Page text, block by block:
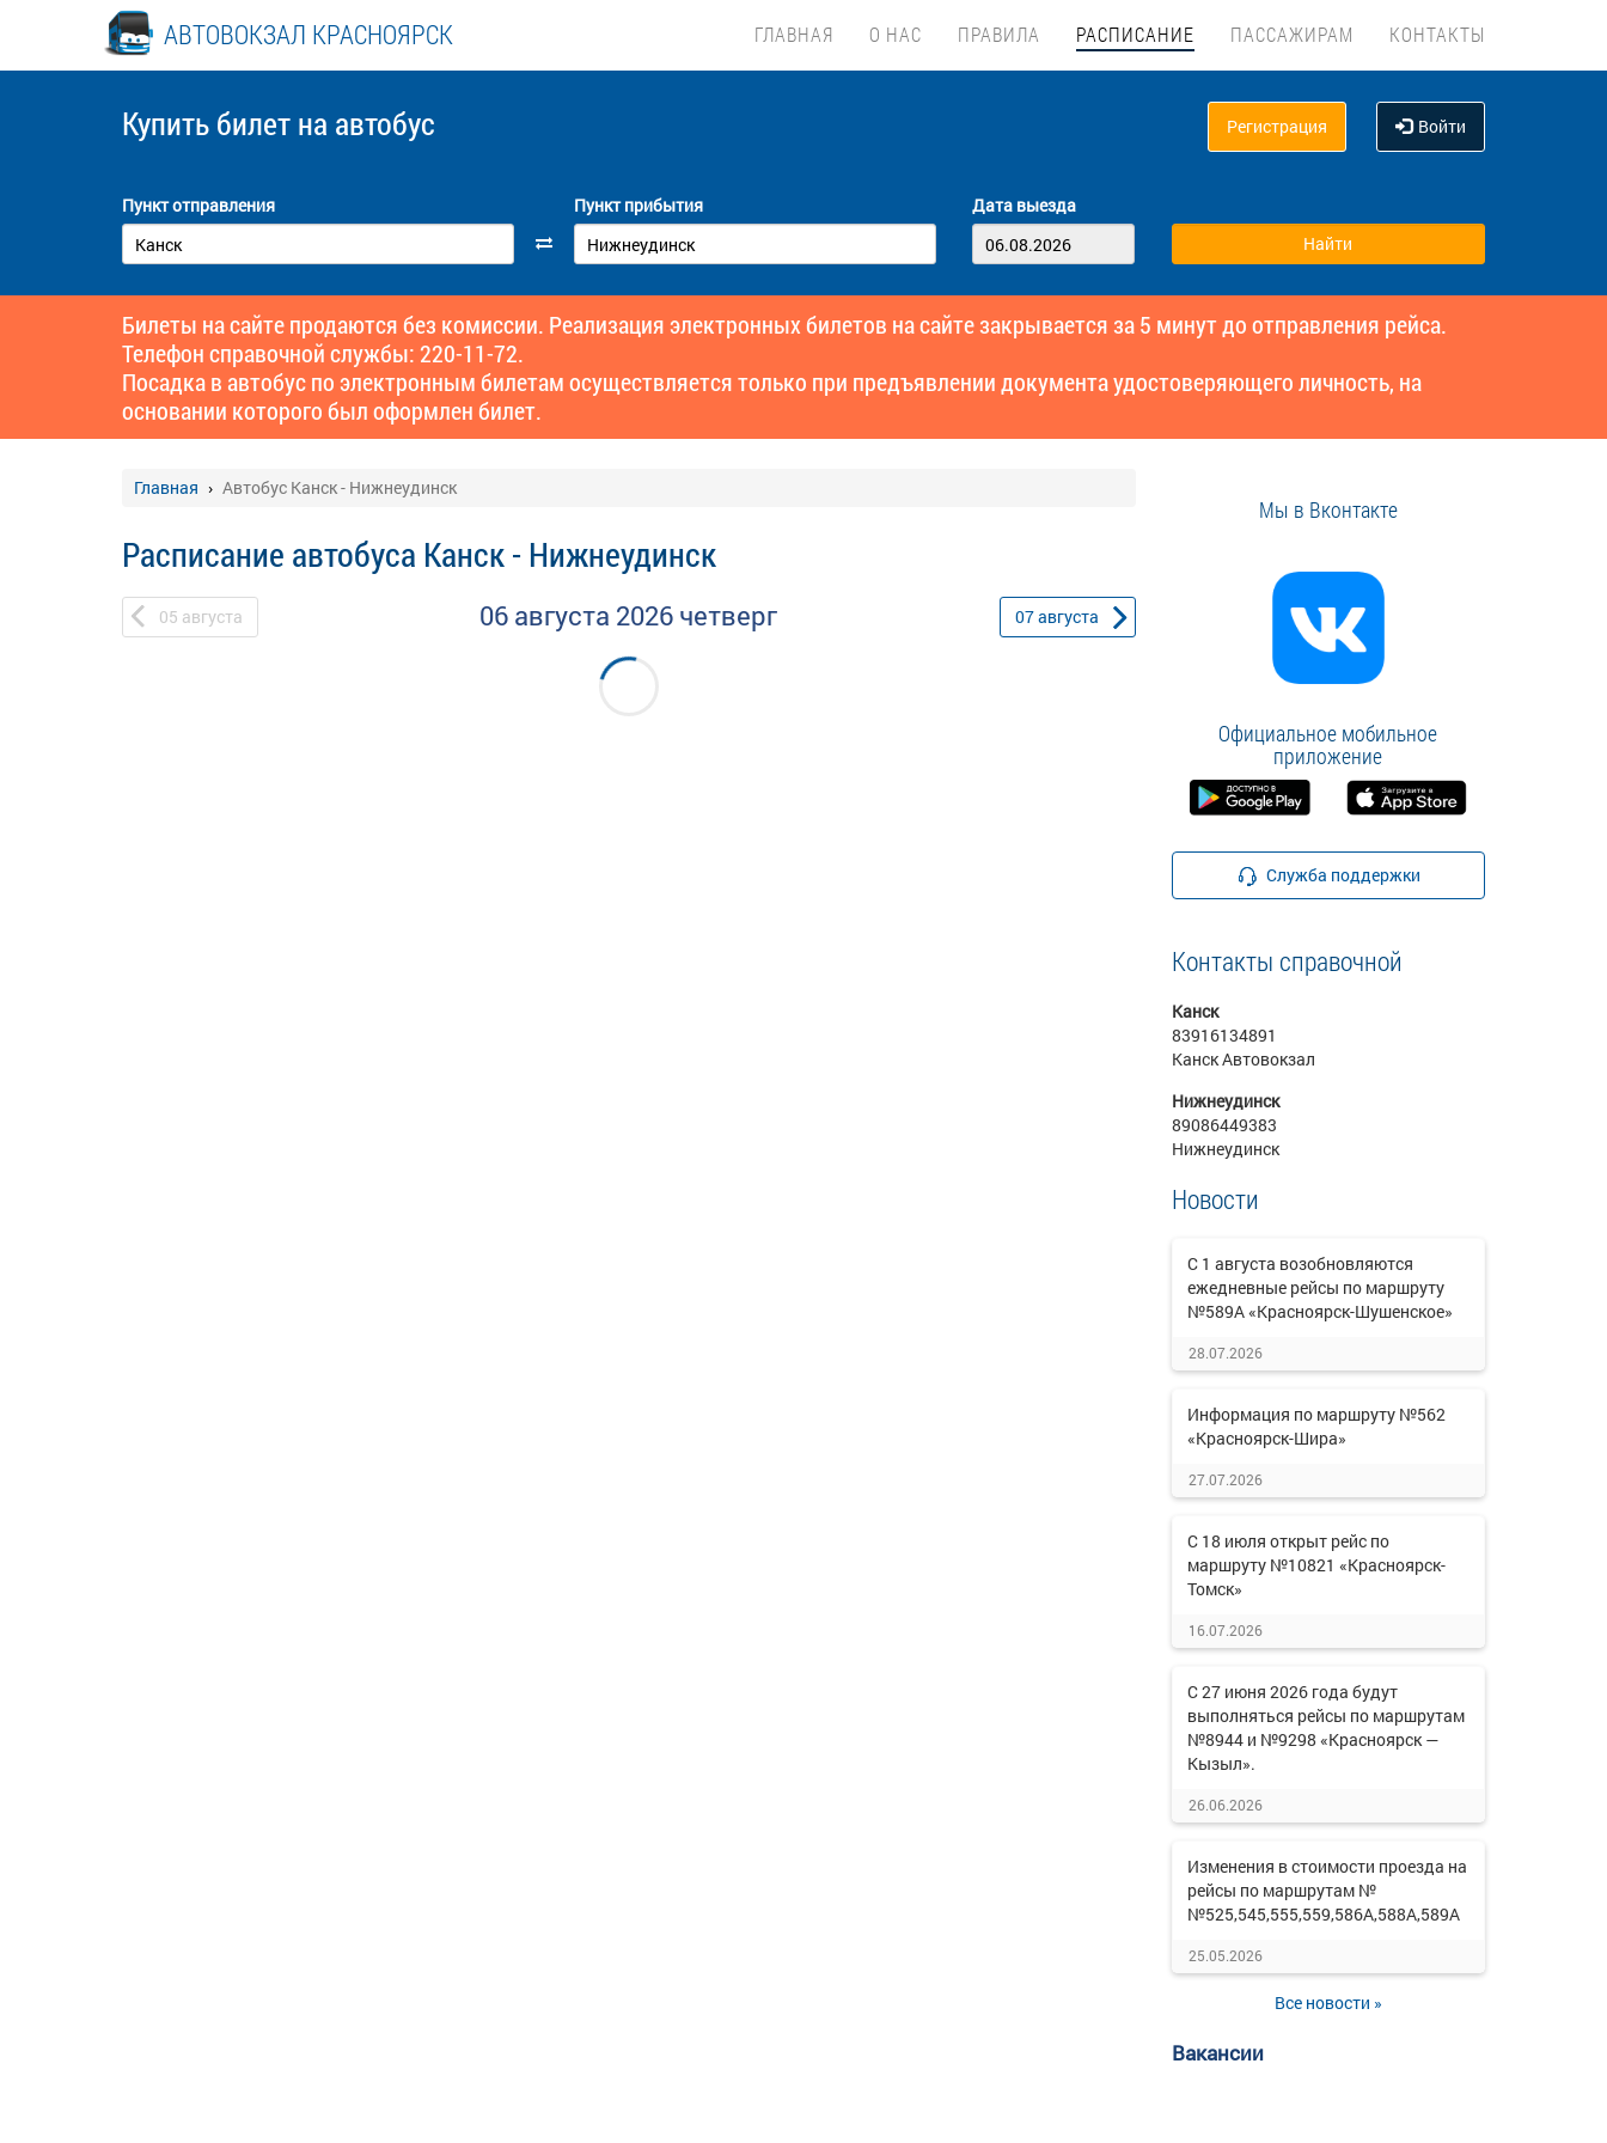
АВТОВОКЗАЛ КРАСНОЯРСК ГЛАВНАЯ О НАС ПРАВИЛА РАСПИСАНИЕ ПАССАЖИРАМ КОНТАКТЫ
Купить билет на автобус Регистрация Войти
Пункт отправления Пункт прибытия Дата выезда
Билеты на сайте продаются без комиссии. Реализация электронных билетов на сайте закрывается за 5 минут до отправления рейса.
Телефон справочной службы: 220-11-72.
Посадка в автобус по электронным билетам осуществляется только при предъявлении документа удостоверяющего личность, на
основании которого был оформлен билет.
Главная Автобус Канск - Нижнеудинск
Расписание автобуса Канск - Нижнеудинск
05 августа 06 августа 2026 четверг 07августа
Мы в Вконтакте
Официальное мобильное
приложение
Служба поддержки
Контакты справочной
Канск
83916134891
Канск Автовокзал
Нижнеудинск
89086449383
Нижнеудинск
Новости
С 1 августа возобновляются
ежедневные рейсы по маршруту
№589А «Красноярск-Шушенское»
28.07.2026
Информация по маршруту №562
«Красноярск-Шира»
27.07.2026
С 18 июля открыт рейс по
маршруту №10821 «Красноярск-
Томск»
16.07.2026
С 27 июня 2026 года будут
выполняться рейсы по маршрутам
№8944 и №9298 «Красноярск —
Кызыл».
26.06.2026
Изменения в стоимости проезда на
рейсы по маршрутам №
№525,545,555,559,586А,588А,589А
25.05.2026
Все новости »
Вакансии